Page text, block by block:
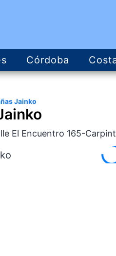
Córdoba
Jainko
El Encuentro 165-